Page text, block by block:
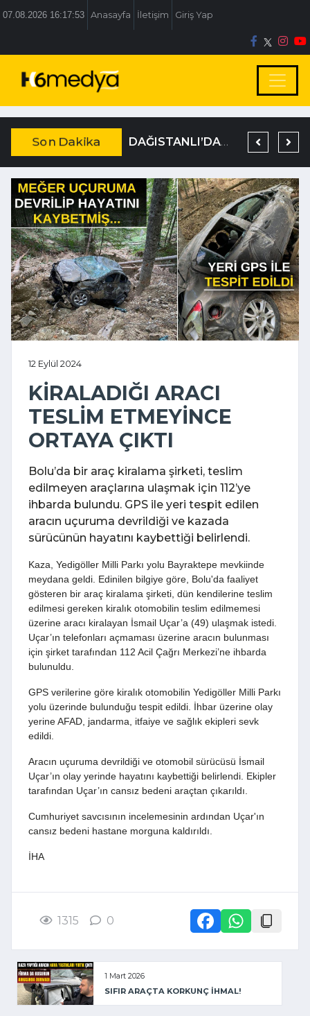
07.08.2026 16:17:54 Anasayfa İletişim Giriş Yap
Son Dakika DAĞISTANLI’DAN, ÖZLÜ’NÜN OTOGAR KARARINA SERT TEPKİ
12 Eylül 2024
KİRALADIĞI ARACI
TESLİM ETMEYİNCE
ORTAYA ÇIKTI
Bolu’da bir araç kiralama şirketi, teslim
edilmeyen araçlarına ulaşmak için 112’ye
ihbarda bulundu. GPS ile yeri tespit edilen
aracın uçuruma devrildiği ve kazada
sürücünün hayatını kaybettiği belirlendi.
Kaza, Yedigöller Milli Parkı yolu Bayraktepe mevkiinde
meydana geldi. Edinilen bilgiye göre, Bolu'da faaliyet
gösteren bir araç kiralama şirketi, dün kendilerine teslim
edilmesi gereken kiralık otomobilin teslim edilmemesi
üzerine aracı kiralayan İsmail Uçar’a (49) ulaşmak istedi.
Uçar’ın telefonları açmaması üzerine aracın bulunması
için şirket tarafından 112 Acil Çağrı Merkezi’ne ihbarda
bulunuldu.
GPS verilerine göre kiralık otomobilin Yedigöller Milli Parkı
yolu üzerinde bulunduğu tespit edildi. İhbar üzerine olay
yerine AFAD, jandarma, itfaiye ve sağlık ekipleri sevk
edildi.
Aracın uçuruma devrildiği ve otomobil sürücüsü İsmail
Uçar’ın olay yerinde hayatını kaybettiği belirlendi. Ekipler
tarafından Uçar’ın cansız bedeni araçtan çıkarıldı.
Cumhuriyet savcısının incelemesinin ardından Uçar'ın
cansız bedeni hastane morguna kaldırıldı.
İHA
1315 0
1 Mart 2026
SIFIR ARAÇTA KORKUNÇ İHMAL!